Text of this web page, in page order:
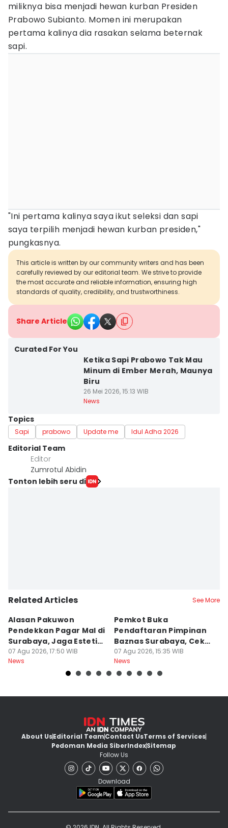
miliknya bisa menjadi hewan kurban Presiden
Prabowo Subianto. Momen ini merupakan
pertama kalinya dia rasakan selama beternak
sapi.
"Ini pertama kalinya saya ikut seleksi dan sapi
saya terpilih menjadi hewan kurban presiden,"
pungkasnya.
This article is written by our community writers and has been
carefully reviewed by our editorial team. We strive to provide
the most accurate and reliable information, ensuring high
standards of quality, credibility, and trustworthiness.
Share Article
Curated For You
Ketika Sapi Prabowo Tak Mau
Minum di Ember Merah, Maunya
Biru
26 Mei 2026, 15:13 WIB
News
Topics
Sapi prabowo Update me Idul Adha 2026
Editorial Team
Editor
Zumrotul Abidin
Tonton lebih seru di
Related Articles See More
Alasan Pakuwon
Pendekkan Pagar Mal di
Surabaya, Jaga Estetik
Kota
07 Agu 2026, 17:50 WIB
News
Pemkot Buka
Pendaftaran Pimpinan
Baznas Surabaya, Cek
Syaratnya
07 Agu 2026, 15:35 WIB
News
About UsEditorial TeamContact UsTerms of Services
Pedoman Media SiberIndexSitemap
Follow Us
Download